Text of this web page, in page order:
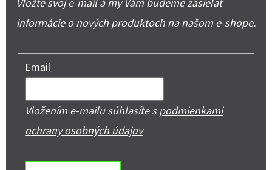
Vložte svoj e-mail a my Vám budeme zasielať
informácie o nových produktoch na našom e-shope.
Email
Vložením e-mailu súhlasíte spodmienkami
ochrany osobných údajov